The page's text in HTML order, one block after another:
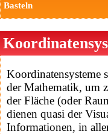
Basteln
Koordinatensysteme
der Mathematik, um
der Fläche (oder
dienen quasi der
Informationen, in